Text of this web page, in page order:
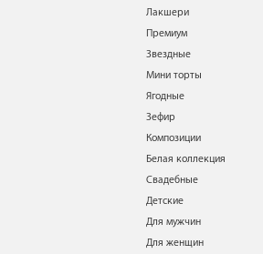
Лакшери
Премиум
Звездные
Мини торты
Ягодные
Зефир
Композиции
Белая коллекция
Свадебные
Детские
Для мужчин
Для женщин